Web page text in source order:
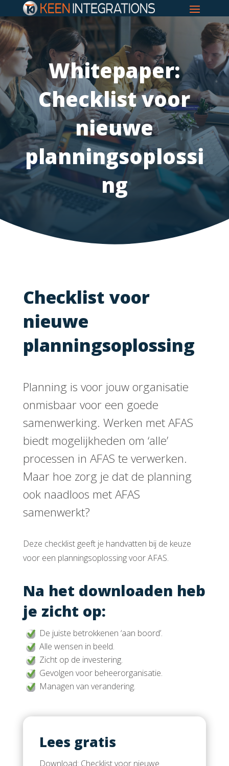
Whitepaper:
Checklist voor
nieuwe
planningsoplossi
ng
Checklist voor
nieuwe
planningsoplossing
Planning is voor jouw organisatie
onmisbaar voor een goede
samenwerking. Werken met AFAS
biedt mogelijkheden om ‘alle’
processen in AFAS te verwerken.
Maar hoe zorg je dat de planning
ook naadloos met AFAS
samenwerkt?
Deze checklist geeft je handvatten bij de keuze
voor een planningsoplossing voor AFAS.
Na het downloaden heb
je zicht op:
De juiste betrokkenen ‘aan boord’.
Alle wensen in beeld.
Zicht op de investering.
Gevolgen voor beheerorganisatie.
Managen van verandering.
Lees gratis
Download: Checklist voor nieuwe